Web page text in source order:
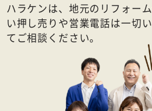
ハラケンは、地元のリフォー
い押し売りや営業電話は一切
てご相談ください。